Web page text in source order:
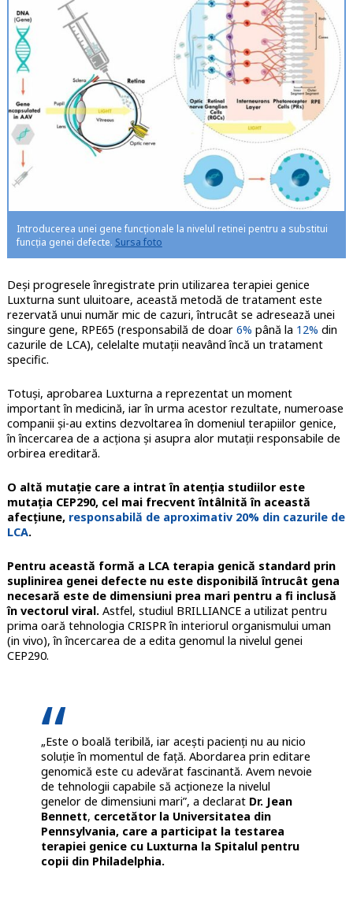
Introducerea unei gene funcționale la nivelul retinei pentru a substitui
funcția genei defecte. Sursa foto
Deși progresele înregistrate prin utilizarea terapiei genice
Luxturna sunt uluitoare, această metodă de tratament este
rezervată unui număr mic de cazuri, întrucât se adresează unei
singure gene, RPE65 (responsabilă de doar 6% până la 12% din
cazurile de LCA), celelalte mutații neavând încă un tratament
specific.
Totuși, aprobarea Luxturna a reprezentat un moment
important în medicină, iar în urma acestor rezultate, numeroase
companii și-au extins dezvoltarea în domeniul terapiilor genice,
în încercarea de a acționa și asupra alor mutații responsabile de
orbirea ereditară.
O altă mutație care a intrat în atenția studiilor este
mutația CEP290, cel mai frecvent întâlnită în această
afecțiune, responsabilă de aproximativ 20% din cazurile de
LCA.
Pentru această formă a LCA terapia genică standard prin
suplinirea genei defecte nu este disponibilă întrucât gena
necesară este de dimensiuni prea mari pentru a fi inclusă
în vectorul viral.Astfel, studiul BRILLIANCE a utilizat pentru
prima oară tehnologia CRISPR în interiorul organismului uman
(in vivo), în încercarea de a edita genomul la nivelul genei
CEP290.
„Este o boală teribilă, iar acești pacienți nu au nicio
soluție în momentul de față. Abordarea prin editare
genomică este cu adevărat fascinantă. Avem nevoie
de tehnologii capabile să acționeze la nivelul
genelor de dimensiuni mari”, a declaratDr. Jean
Bennett, cercetător la Universitatea din
Pennsylvania, care a participat la testarea
terapiei genice cu Luxturna la Spitalul pentru
copii din Philadelphia.